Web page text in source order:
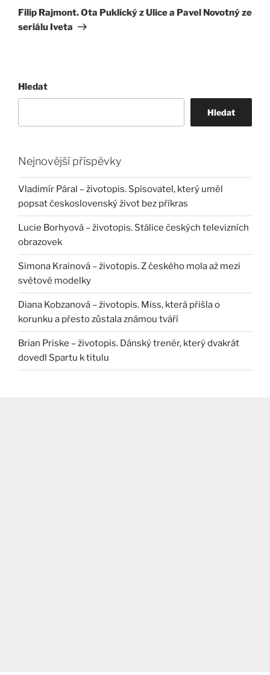
příspěvek
Filip Rajmont. Ota Puklický z Ulice a Pavel Novotný ze
seriálu Iveta
Hledat
Hledat
Nejnovější příspěvky
Vladimír Páral – životopis. Spisovatel, který uměl
popsat československý život bez příkras
Lucie Borhyová – životopis. Stálice českých televizních
obrazovek
Simona Krainová – životopis. Z českého mola až mezi
světové modelky
Diana Kobzanová – životopis. Miss, která přišla o
korunku a přesto zůstala známou tváří
Brian Priske – životopis. Dánský trenér, který dvakrát
dovedl Spartu k titulu